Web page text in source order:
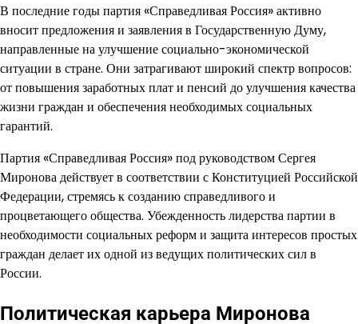
В последние годы партия «Справедливая Россия» активно
вносит предложения и заявления в Государственную Думу,
направленные на улучшение социально-экономической
ситуации в стране. Они затрагивают широкий спектр вопросов:
от повышения заработных плат и пенсий до улучшения качества
жизни граждан и обеспечения необходимых социальных
гарантий.
Партия «Справедливая Россия» под руководством Сергея
Миронова действует в соответствии с Конституцией Российской
Федерации, стремясь к созданию справедливого и
процветающего общества. Убежденность лидерства партии в
необходимости социальных реформ и защита интересов простых
граждан делает их одной из ведущих политических сил в
России.
Политическая карьера Миронова